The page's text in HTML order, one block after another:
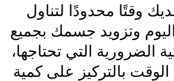
وقتًا محدودًا لتناول
وتزويد جسمك بجميع
الضرورية التي تحتاجها،
بالتركيز على كمية